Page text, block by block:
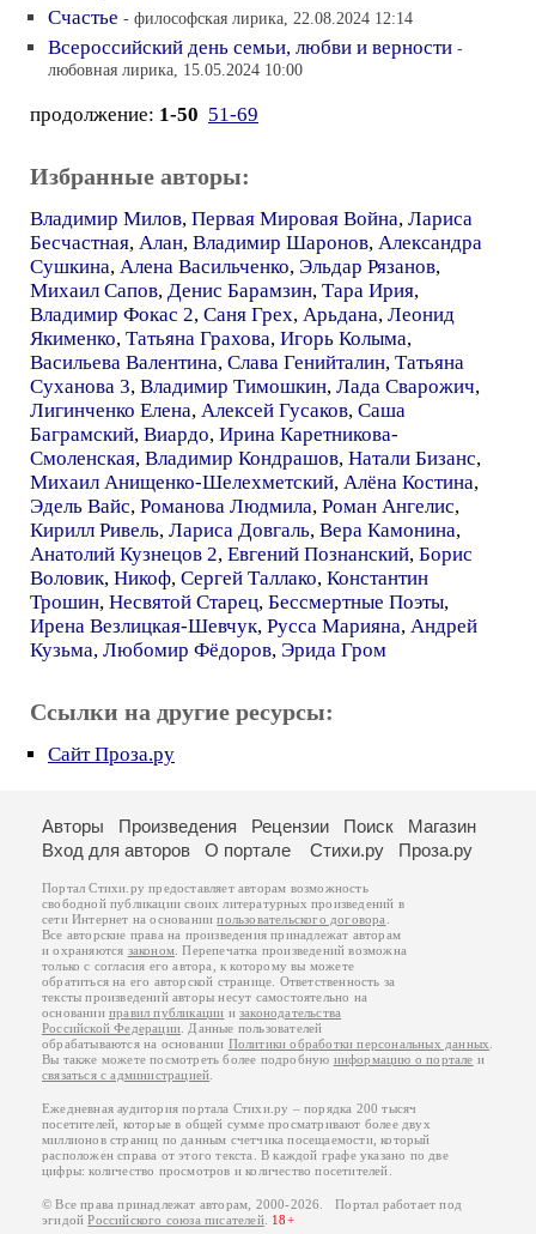
Счастье - философская лирика, 22.08.2024 12:14
Всероссийский день семьи, любви и верности -
любовная лирика, 15.05.2024 10:00
продолжение: 1-50 51-69
Избранные авторы:
Владимир Милов, Первая Мировая Война, Лариса
Бесчастная, Алан, Владимир Шаронов, Александра
Сушкина, Алена Васильченко, Эльдар Рязанов,
Михаил Сапов, Денис Барамзин, Тара Ирия,
Владимир Фокас 2, Саня Грех, Арьдана, Леонид
Якименко, Татьяна Грахова, Игорь Колыма,
Васильева Валентина, Слава Генийталин, Татьяна
Суханова 3, Владимир Тимошкин, Лада Сварожич,
Лигинченко Елена, Алексей Гусаков, Саша
Баграмский, Виардо, Ирина Каретникова-
Смоленская, Владимир Кондрашов, Натали Бизанс,
Михаил Анищенко-Шелехметский, Алёна Костина,
Эдель Вайс, Романова Людмила, Роман Ангелис,
Кирилл Ривель, Лариса Довгаль, Вера Камонина,
Анатолий Кузнецов 2, Евгений Познанский, Борис
Воловик, Никоф, Сергей Таллако, Константин
Трошин, Несвятой Старец, Бессмертные Поэты,
Ирена Везлицкая-Шевчук, Русса Марияна, Андрей
Кузьма, Любомир Фёдоров, Эрида Гром
Ссылки на другие ресурсы:
Сайт Проза.ру
Авторы Произведения Рецензии Поиск
Магазин
Вход для авторов
О портале Стихи.ру Проза.ру
Портал Стихи.ру предоставляет авторам возможность
свободной публикации своих литературных произведений в
сети Интернет на основаниипользовательского договора
Все авторские права на произведения принадлежат авторам
и охраняются законом . Перепечатка произведений возможна
только с согласия его автора, к которому вы можете
обратиться на его авторской странице. Ответственность за
тексты произведений авторы несут самостоятельно на
основанииправил публикации изаконодательства
Российской Федерации . Данные пользователей
обрабатываются на основании Политики обработки персональных данных
Вы также можете посмотреть более подробную информацию о портале и
связаться с администрацией
Ежедневная аудитория портала Стихи.ру – порядка 200 тысяч
посетителей, которые в общей сумме просматривают более двух
миллионов страниц по данным счетчика посещаемости, который
расположен справа от этого текста. В каждой графе указано по две
цифры: количество просмотров и количество посетителей.
© Все права принадлежат авторам, 2000-2026. Портал работает под
эгидойРоссийского союза писателей. 18+